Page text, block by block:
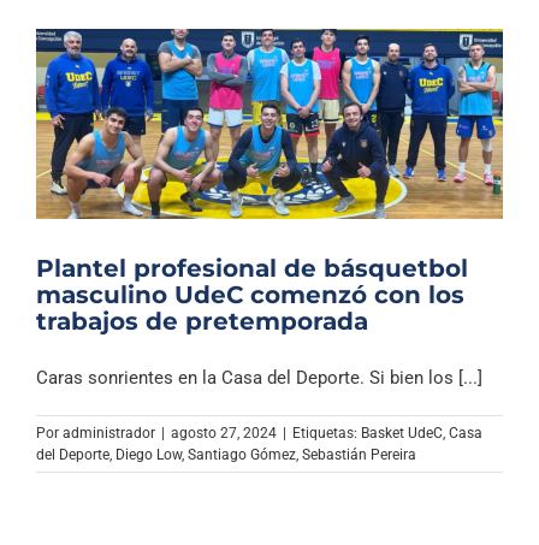
Plantel profesional de básquetbol
masculino UdeC comenzó con los
trabajos de pretemporada
Caras sonrientes en la Casa del Deporte. Si bien los [...]
Por administrador agosto 27, 2024 Etiquetas: Basket UdeC, Casa
del Deporte, Diego Low, Santiago Gómez, Sebastián Pereira